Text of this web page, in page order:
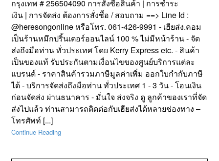
กรุงเทพ # 256504090 การสั่งซื้อสินค้า | การชำระ
เงิน | การจัดส่ง ต้องการสั่งซื้อ / สอบถาม ==> Line Id :
@heresongonline หรือโทร. 061-426-9991 - เฮียส่ง.คอม
เป็นร้านหมึกปริ้นเตอร์ออนไลน์ 100 % ไม่มีหน้าร้าน - จัด
ส่งถึงมือท่าน ทั่วประเทศ โดย Kerry Express etc. - สินค้า
เป็นของแท้ รับประกันตามเงื่อนไขของศูนย์บริการแต่ละ
แบรนด์ - ราคาสินค้ารวมภาษีมูลค่าเพิ่ม ออกใบกำกับภาษี
ได้ - บริการจัดส่งถึงมือท่าน ทั่วประเทศ 1 - 3 วัน - โอนเงิน
ก่อนจัดส่ง ผ่านธนาคาร - มั่นใจ ส่งจริง ดู ลูกค้าของเราที่จัด
ส่งไปแล้ว ท่านสามารถติดต่อกับเฮียส่งได้หลายช่องทาง –
โทรศัพท์ [...]
Continue Reading